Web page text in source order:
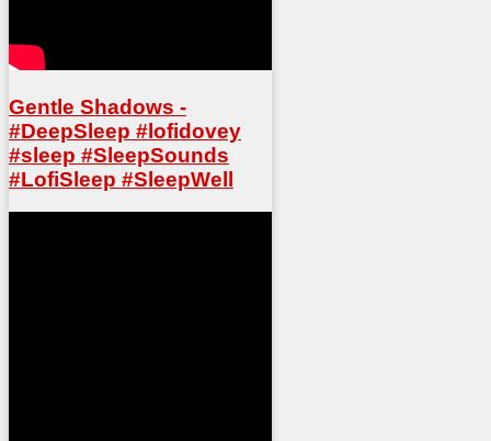
Gentle Shadows -
#DeepSleep #lofidovey
#sleep #SleepSounds
#LofiSleep #SleepWell